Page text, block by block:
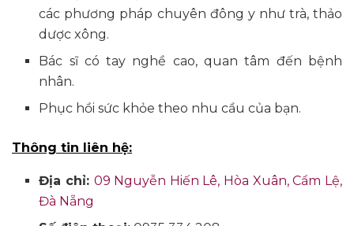
các phương pháp chuyên đông y như trà, thảo
dược xông.
Bác sĩ có tay nghề cao, quan tâm đến bệnh
nhân.
Phục hồi sức khỏe theo nhu cầu của bạn.
Thông tin liên hệ:
Địa chỉ: 09 Nguyễn Hiến Lê, Hòa Xuân, Cẩm Lệ,
Đà Nẵng